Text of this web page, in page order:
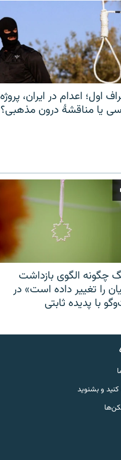
اول؛ اعدام در ایران، پروژه
یا مناقشهٔ درون مذهبی؟
چگونه الگوی بازداشت
را تغییر داده است» در
با پدیده ثابتی
کنید و بشنوید